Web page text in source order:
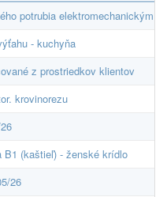
potrubia elektromechanickým
- kuchyňa
z prostriedkov klientov
krovinorezu
B1 (kaštieľ) - ženské krídlo
26